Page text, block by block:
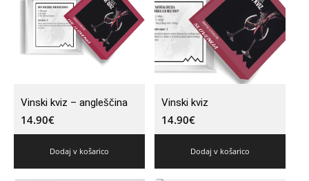
Vinski kviz – angleščina
14.90€
Dodaj v košarico
Vinski kviz
14.90€
Dodaj v košarico